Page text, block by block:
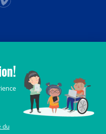
Crédits
publics